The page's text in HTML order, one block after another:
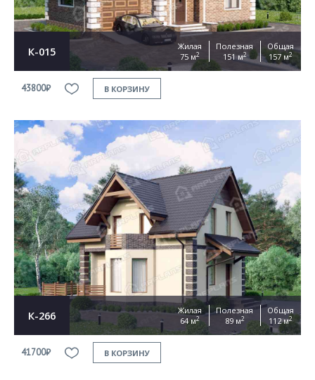
К-015
Жилая
75 м2
Полезная
151 м2
Общая
157 м2
43800₽ В КОРЗИНУ
К-266
Жилая
64 м2
Полезная
89 м2
Общая
112 м2
41700₽ В КОРЗИНУ